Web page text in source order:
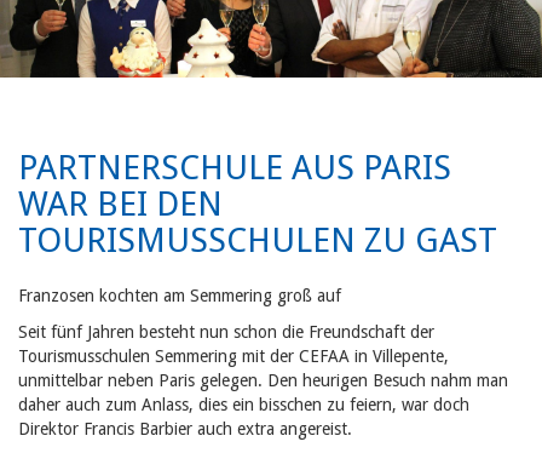
PARTNERSCHULE AUS PARIS
WAR BEI DEN
TOURISMUSSCHULEN ZU GAST
Franzosen kochten am Semmering groß auf
Seit fünf Jahren besteht nun schon die Freundschaft der
Tourismusschulen Semmering mit der CEFAA in Villepente,
unmittelbar neben Paris gelegen. Den heurigen Besuch nahm man
daher auch zum Anlass, dies ein bisschen zu feiern, war doch
Direktor Francis Barbier auch extra angereist.